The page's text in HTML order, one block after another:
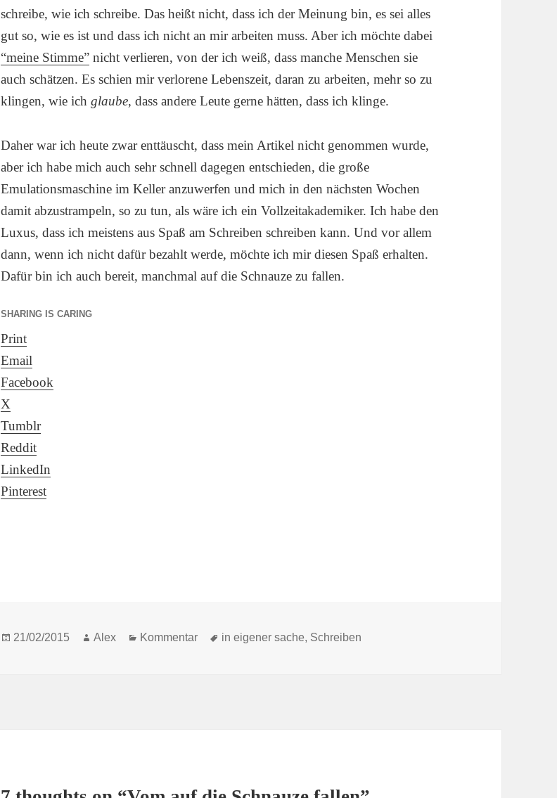
schreibe, wie ich schreibe. Das heißt nicht, dass ich der Meinung bin, es sei alles
gut so, wie es ist und dass ich nicht an mir arbeiten muss. Aber ich möchte dabei
“meine Stimme” nicht verlieren, von der ich weiß, dass manche Menschen sie
auch schätzen. Es schien mir verlorene Lebenszeit, daran zu arbeiten, mehr so zu
klingen, wie ichglaube, dass andere Leute gerne hätten, dass ich klinge.
Daher war ich heute zwar enttäuscht, dass mein Artikel nicht genommen wurde,
aber ich habe mich auch sehr schnell dagegen entschieden, die große
Emulationsmaschine im Keller anzuwerfen und mich in den nächsten Wochen
damit abzustrampeln, so zu tun, als wäre ich ein Vollzeitakademiker. Ich habe den
Luxus, dass ich meistens aus Spaß am Schreiben schreiben kann. Und vor allem
dann, wenn ich nicht dafür bezahlt werde, möchte ich mir diesen Spaß erhalten.
Dafür bin ich auch bereit, manchmal auf die Schnauze zu fallen.
SHARING IS CARING
Print
Email
Facebook
X
Tumblr
Reddit
LinkedIn
Pinterest
Posted
21/02/2015 Author
Alex Categories
Kommentar Tags
in eigener sache, Schreiben